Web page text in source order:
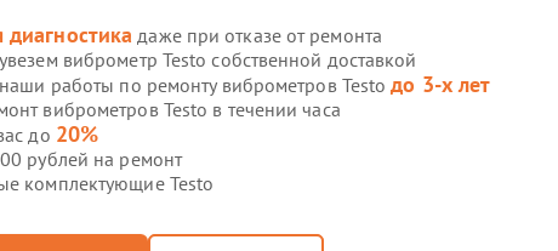
диагностика даже при отказе от ремонта
виброметр Testo собственной доставкой
наши работы по ремонту виброметров Testoдо 3-х лет
виброметров Testo в течении часа
до 20%
рублей на ремонт
комплектующие Testo